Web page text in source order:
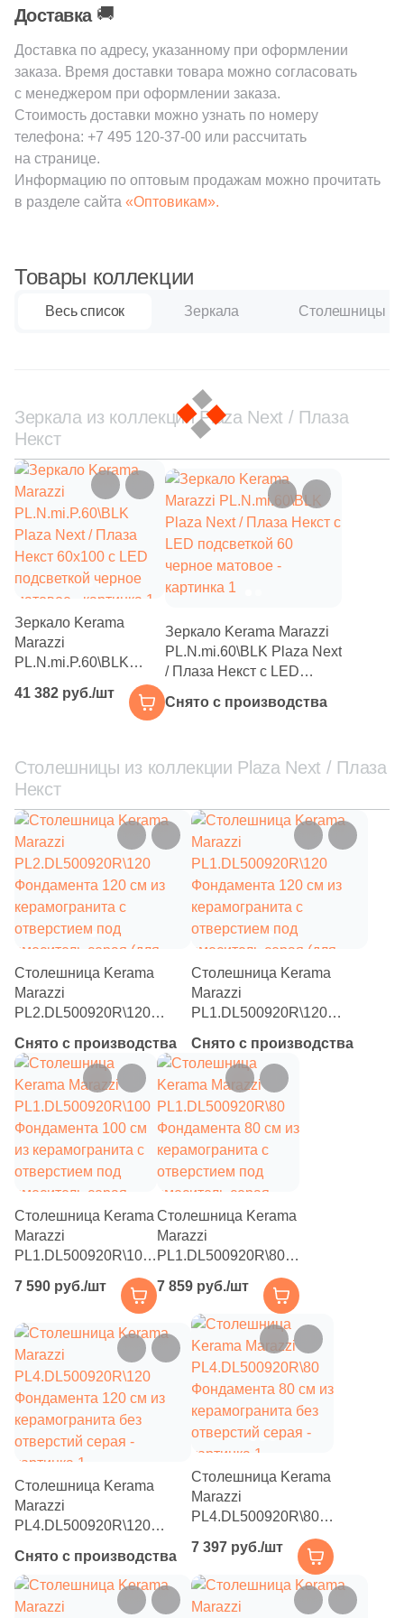
Доставка 🚚
Доставка по адресу, указанному при оформлении
заказа. Время доставки товара можно согласовать
с менеджером при оформлении заказа.
Стоимость доставки можно узнать по номеру
телефона: +7 495 120-37-00 или рассчитать
на странице.
Информацию по оптовым продажам можно прочитать
в разделе сайта «Оптовикам».
Товары коллекции
Весь список Зеркала Столешницы
Зеркала из коллекции Plaza Next / Плаза
Некст
Зеркало Kerama
Marazzi
PL.N.mi.P.60\BLK
Некст 60x100 с LED
подсветкой черное
41 382 руб./шт
Зеркало Kerama Marazzi
PL.N.mi.60\BLK Plaza Next
/ Плаза Некст с LED
матовое
Снято с производства
Столешницы из коллекции Plaza Next / Плаза
Некст
Столешница Kerama
Marazzi
PL2.DL500920R\120
керамогранита с
отверстием под
смеситель серая (для
раковин, встраиваемых
сверху)
Снято с производства
Столешница Kerama
Marazzi
PL1.DL500920R\120
керамогранита с
отверстием под
смеситель серая (для
накладных раковин)
Снято с производства
Столешница Kerama
Marazzi
PL1.DL500920R\100
Фондамента 100 см
из керамогранита с
смеситель серая
(для накладных
раковин)
7 590 руб./шт
Столешница Kerama
Marazzi
PL1.DL500920R\80
Фондамента 80 см из
керамогранита с
отверстием под
смеситель серая
(для накладных
раковин)
7 859 руб./шт
Столешница Kerama
Marazzi
PL4.DL500920R\120
керамогранита без
отверстий серая
Снято с производства
Столешница Kerama
Marazzi
PL4.DL500920R\80
Фондамента 80 см из
керамогранита без
отверстий серая
7 397 руб./шт